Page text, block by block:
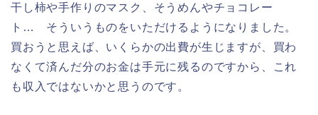
干し柿や手作りのマスク、そうめんやチョコレー
ト… そういうものをいただけるようになりました。
買おうと思えば、いくらかの出費が生じますが、買わ
なくて済んだ分のお金は手元に残るのですから、これ
も収入ではないかと思うのです。